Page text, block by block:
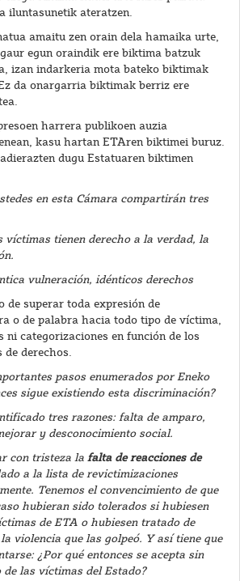
iluntasunetik ateratzen.
amaitu zen orain dela hamaika urte,
egun oraindik ere biktima batzuk
izan indarkeria mota bateko biktimak
da onargarria biktimak berriz ere
harrera publikoen auzia
kasu hartan ETAren biktimei buruz.
dugu Estatuaren biktimen
en esta Cámara compartirán tres
tienen derecho a la verdad, la
vulneración, idénticos derechos
de superar toda expresión de
o de palabra hacia todo tipo de víctima,
ni categorizaciones en función de los
de derechos.
pasos enumerados por Eneko
sigue existiendo esta discriminación?
tres razones: falta de amparo,
y desconocimiento social.
con tristeza la falta de reacciones de
a la lista de revictimizaciones
Tenemos el convencimiento de que
hubieran sido tolerados si hubiesen
de ETA o hubiesen tratado de
violencia que las golpeó. Y así tiene que
¿Por qué entonces se acepta sin
las víctimas del Estado?